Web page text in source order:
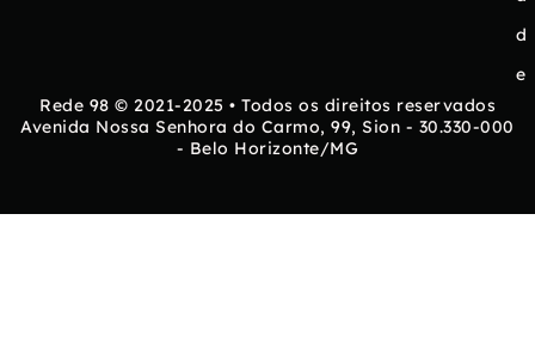
d
e
Rede 98 © 2021-2025 • Todos os direitos reservados
Avenida Nossa Senhora do Carmo, 99, Sion - 30.330-000
- Belo Horizonte/MG